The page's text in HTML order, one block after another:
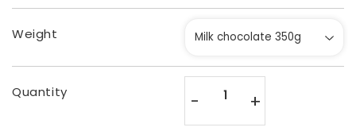
Unit
price
Weight
Quantity - +